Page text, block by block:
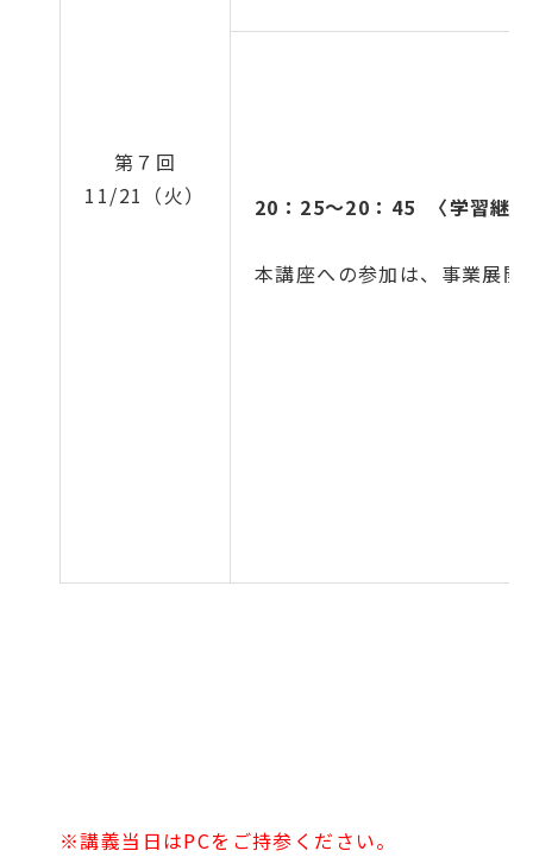
第７回
11/21（火）
20：25～20：45 〈学習継
本講座への参加は、事業展
※講義当日はPCをご持参ください。